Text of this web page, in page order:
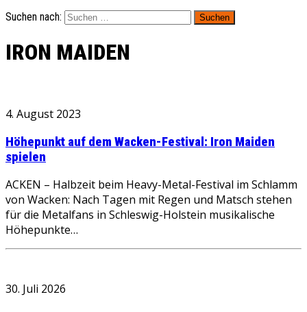
Suchen nach:
IRON MAIDEN
4. August 2023
Höhepunkt auf dem Wacken-Festival: Iron Maiden
spielen
ACKEN – Halbzeit beim Heavy-Metal-Festival im Schlamm
von Wacken: Nach Tagen mit Regen und Matsch stehen
für die Metalfans in Schleswig-Holstein musikalische
Höhepunkte…
30. Juli 2026